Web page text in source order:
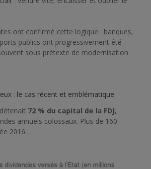
ont confirmé cette logique : banques,
publics ont progressivement été
sous prétexte de modernisation
: le cas récent et emblématique
72 % du capital de la FDJ,
annuels colossaux. Plus de 160
2016…